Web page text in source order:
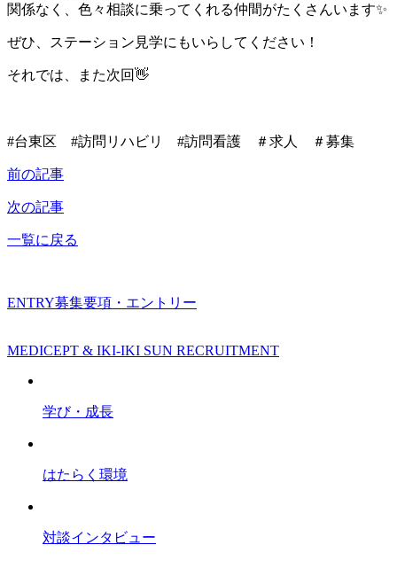
関係なく、色々相談に乗ってくれる仲間がたくさんいます✨
ぜひ、ステーション見学にもいらしてください！
それでは、また次回👋
#台東区 #訪問リハビリ #訪問看護 ＃求人 ＃募集
前の記事
次の記事
一覧に戻る
ENTRY募集要項・エントリー
MEDICEPT & IKI-IKI SUN RECRUITMENT
学び・成長
はたらく環境
対談インタビュー